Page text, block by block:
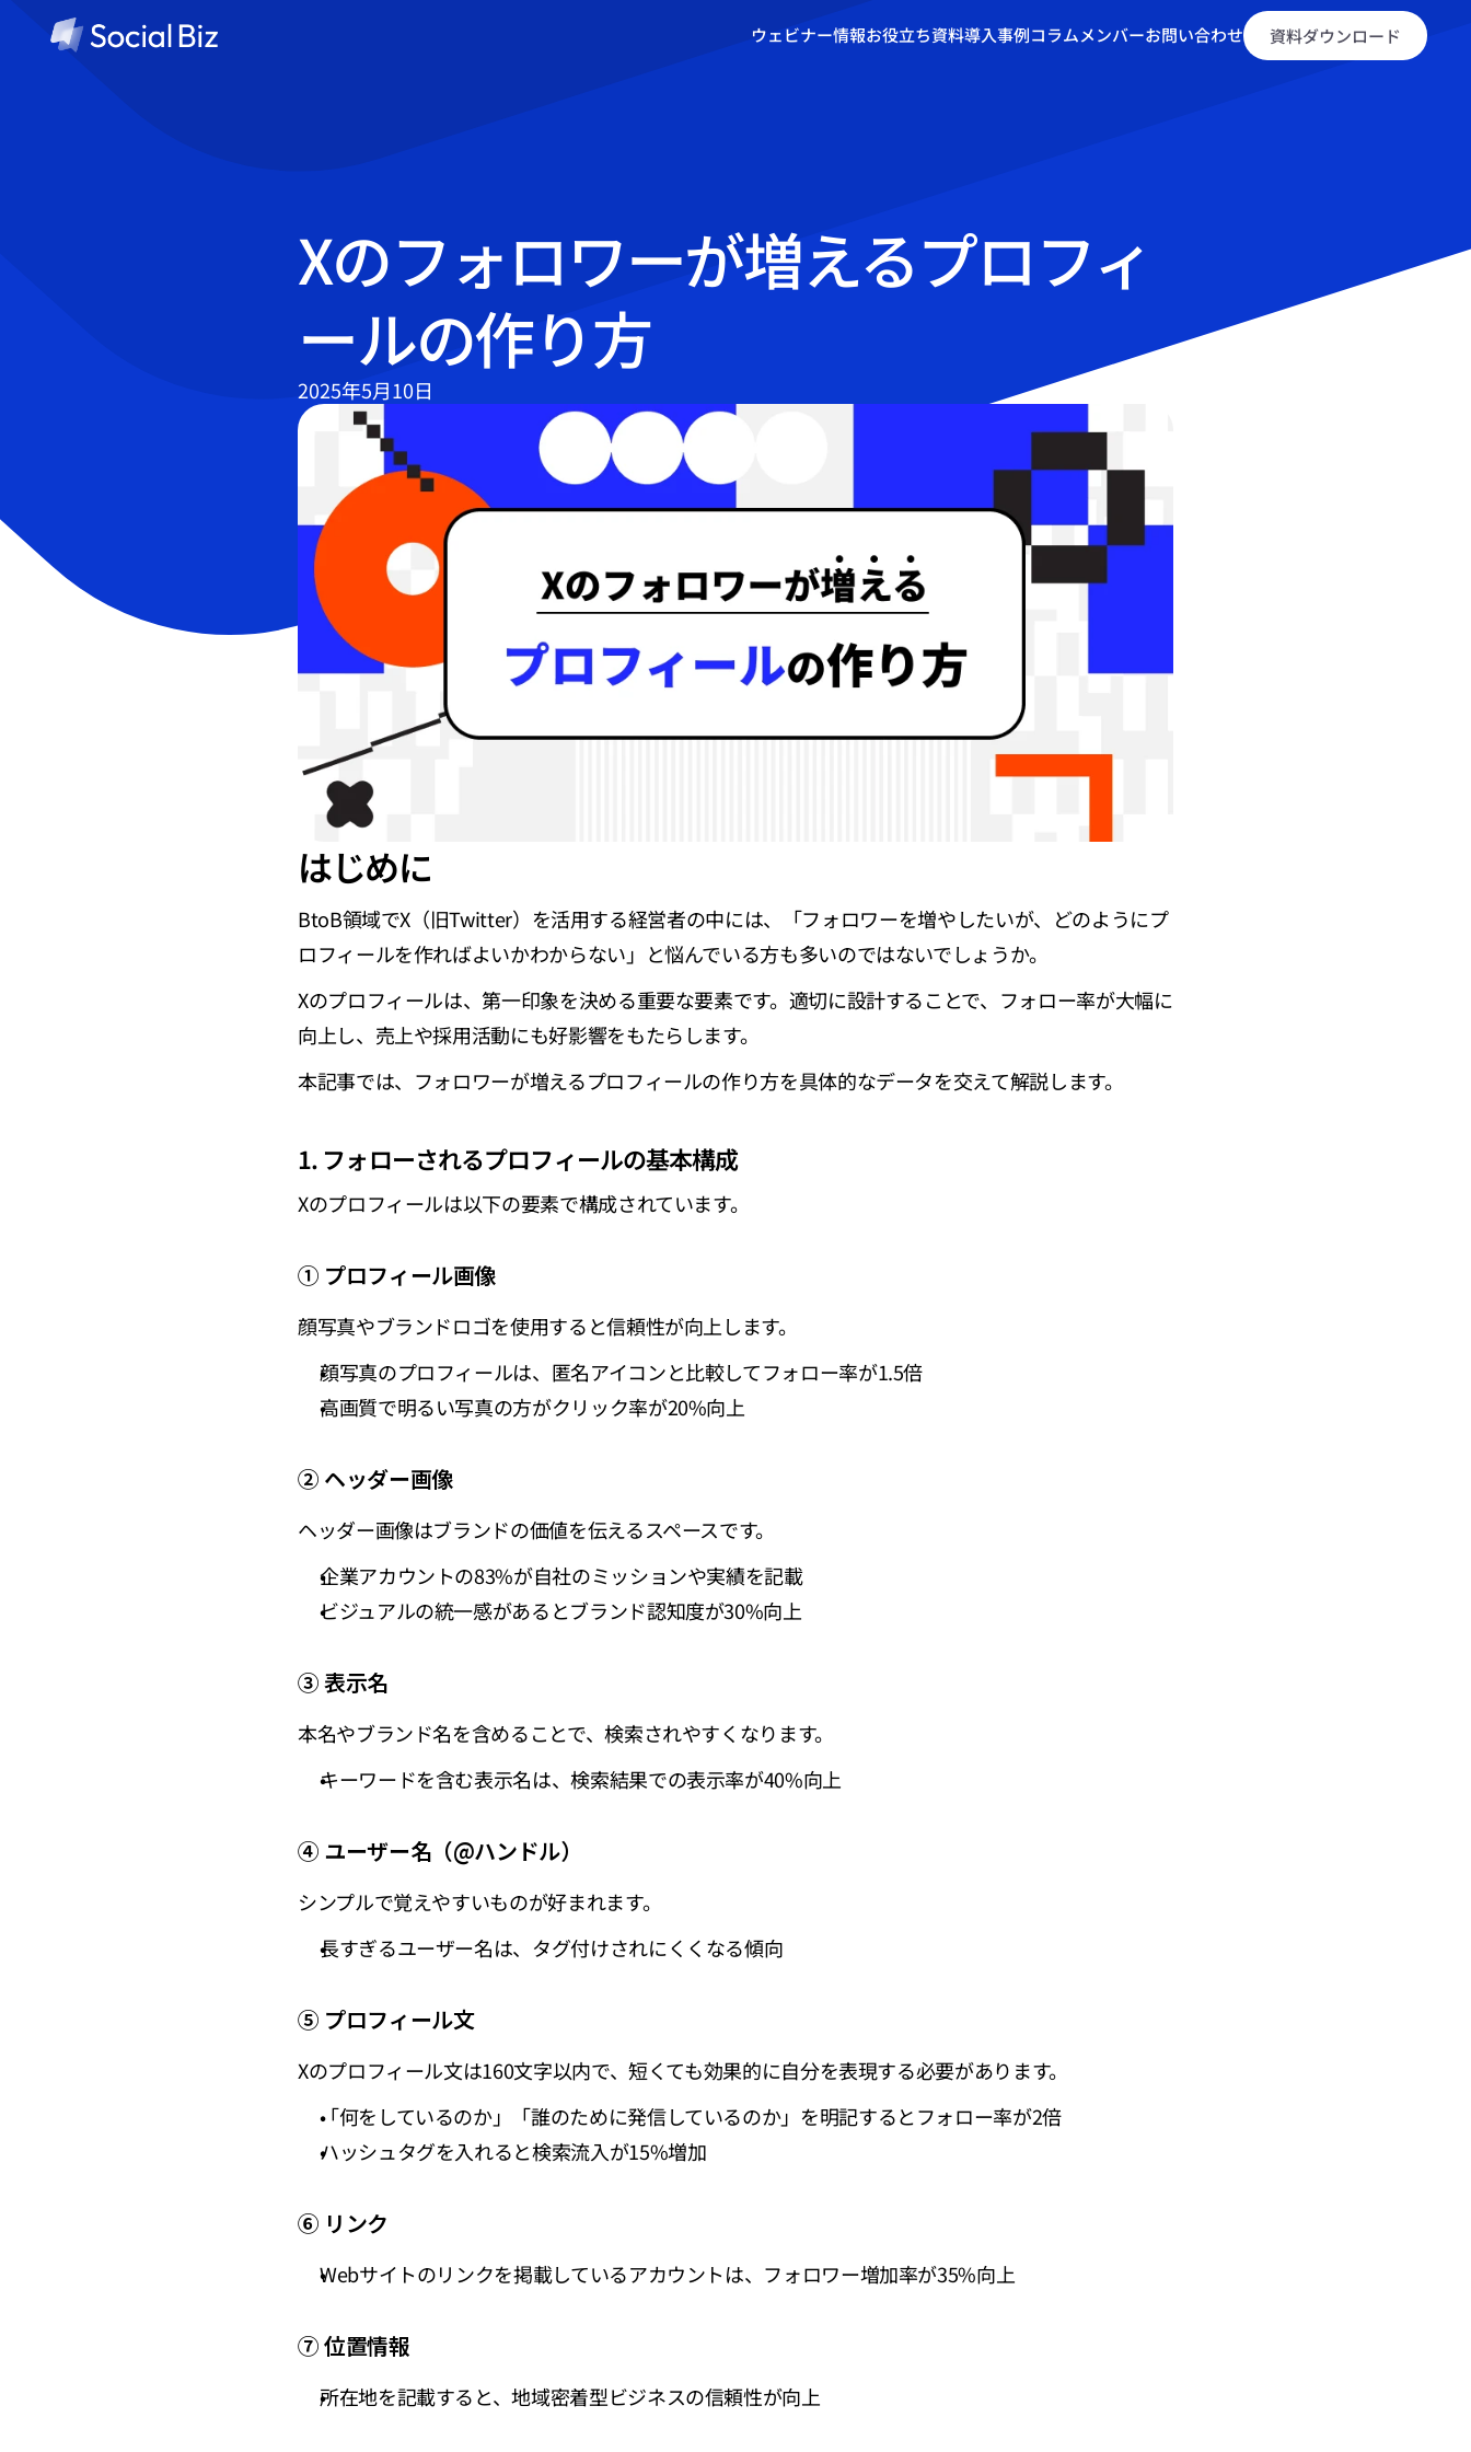
ウェビナー情報お役立ち資料導入事例コラムメンバーお問い合わせ 資料ダウンロード
Xのフォロワーが増えるプロフィ
ールの作り方
2025年5月10日
はじめに
BtoB領域でX（旧Twitter）を活用する経営者の中には、「フォロワーを増やしたいが、どのようにプ
ロフィールを作ればよいかわからない」と悩んでいる方も多いのではないでしょうか。
Xのプロフィールは、第一印象を決める重要な要素です。適切に設計することで、フォロー率が大幅に
向上し、売上や採用活動にも好影響をもたらします。
本記事では、フォロワーが増えるプロフィールの作り方を具体的なデータを交えて解説します。
1. フォローされるプロフィールの基本構成
Xのプロフィールは以下の要素で構成されています。
① プロフィール画像
顔写真やブランドロゴを使用すると信頼性が向上します。
顔写真のプロフィールは、匿名アイコンと比較してフォロー率が1.5倍
高画質で明るい写真の方がクリック率が20%向上
② ヘッダー画像
ヘッダー画像はブランドの価値を伝えるスペースです。
企業アカウントの83%が自社のミッションや実績を記載
ビジュアルの統一感があるとブランド認知度が30%向上
③ 表示名
本名やブランド名を含めることで、検索されやすくなります。
キーワードを含む表示名は、検索結果での表示率が40%向上
④ ユーザー名（@ハンドル）
シンプルで覚えやすいものが好まれます。
長すぎるユーザー名は、タグ付けされにくくなる傾向
⑤ プロフィール文
Xのプロフィール文は160文字以内で、短くても効果的に自分を表現する必要があります。
「何をしているのか」「誰のために発信しているのか」を明記するとフォロー率が2倍
ハッシュタグを入れると検索流入が15%増加
⑥ リンク
Webサイトのリンクを掲載しているアカウントは、フォロワー増加率が35%向上
⑦ 位置情報
所在地を記載すると、地域密着型ビジネスの信頼性が向上